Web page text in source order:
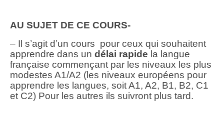
AU SUJET DE CE COURS-
– Il s’agit d’un cours pour ceux qui souhaitent
apprendre dans un délai rapide la langue
française commençant par les niveaux les plus
modestes A1/A2 (les niveaux européens pour
apprendre les langues, soit A1, A2, B1, B2, C1
et C2) Pour les autres ils suivront plus tard.